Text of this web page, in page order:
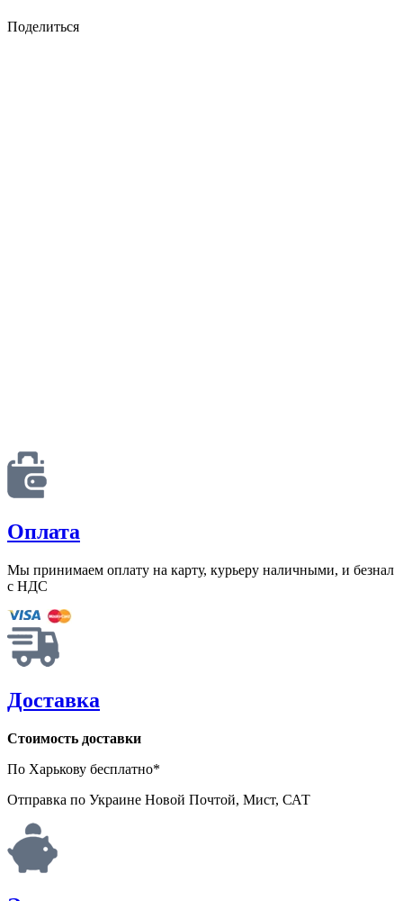
Поделиться
Оплата
Мы принимаем оплату на карту, курьеру наличными, и безнал
с НДС
Доставка
Стоимость доставки
По Харькову бесплатно*
Отправка по Украине Новой Почтой, Мист, САТ